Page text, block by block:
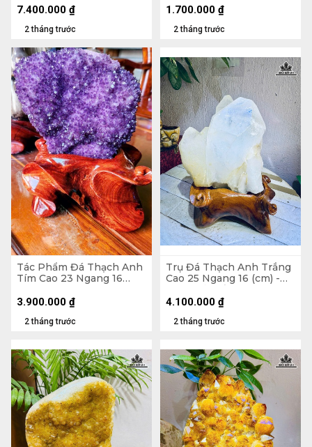
Ngang 30 (cm) - 1,48kg
2 tháng trước
7.400.000 ₫
2 tháng trước
1.700.000 ₫
Tác Phẩm Đá Thạch Anh
Tím Cao 23 Ngang 16
2 tháng trước
3.900.000 ₫
Trụ Đá Thạch Anh Trắng
Cao 25 Ngang 16 (cm) -
6,2kg Cả Đế
2 tháng trước
4.100.000 ₫